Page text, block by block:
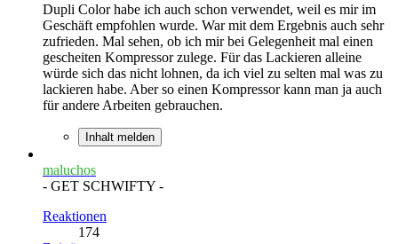
Dupli Color habe ich auch schon verwendet, weil es mir im
Geschäft empfohlen wurde. War mit dem Ergebnis auch sehr
zufrieden. Mal sehen, ob ich mir bei Gelegenheit mal einen
gescheiten Kompressor zulege. Für das Lackieren alleine
würde sich das nicht lohnen, da ich viel zu selten mal was zu
lackieren habe. Aber so einen Kompressor kann man ja auch
für andere Arbeiten gebrauchen.
Inhalt melden
maluchos
- GET SCHWIFTY -
Reaktionen
174